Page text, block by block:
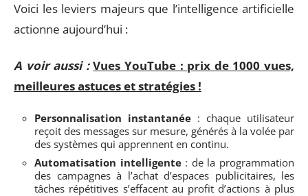
Voici les leviers majeurs que l’intelligence artificielle
actionne aujourd’hui :
A voir aussi : Vues YouTube : prix de 1000 vues,
meilleures astuces et stratégies !
Personnalisation instantanée : chaque utilisateur
reçoit des messages sur mesure, générés à la volée par
des systèmes qui apprennent en continu.
Automatisation intelligente: de la programmation
des campagnes à l’achat d’espaces publicitaires, les
tâches répétitives s’effacent au profit d’actions à plus